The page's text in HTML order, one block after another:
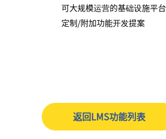
可大规模运营的基础设施平台
定制/附加功能开发提案
返回LMS功能列表